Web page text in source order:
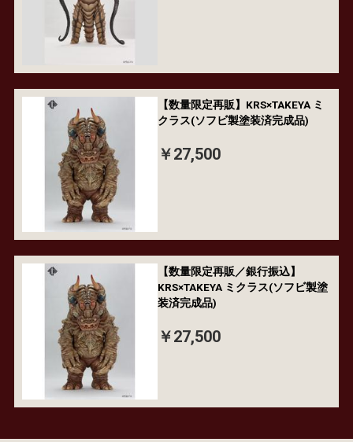
【数量限定再販】KRS×TAKEYA ミ
クラス(ソフビ製塗装済完成品)
￥27,500
【数量限定再販／銀行振込】
KRS×TAKEYA ミクラス(ソフビ製塗
装済完成品)
￥27,500